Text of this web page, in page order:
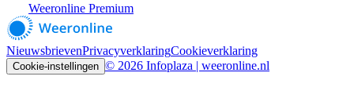
Weeronline Premium
NieuwsbrievenPrivacyverklaringCookieverklaring
Cookie-instellingen © 2026 Infoplaza | weeronline.nl